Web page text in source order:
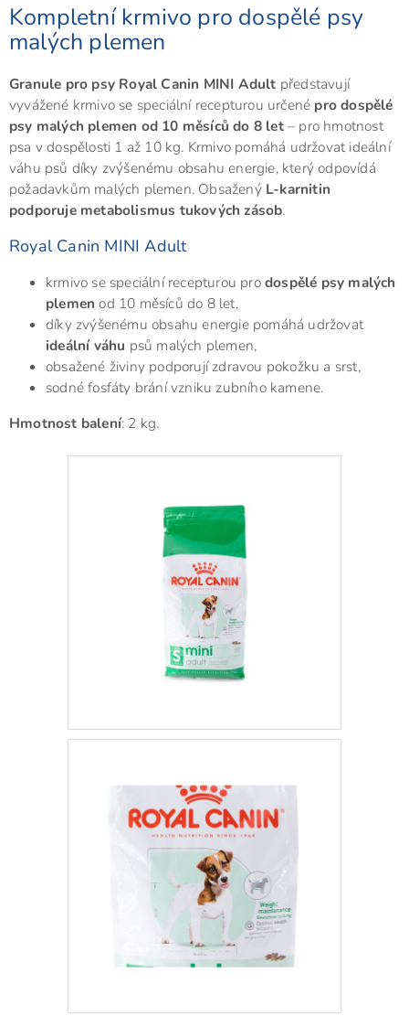
Kompletní krmivo pro dospělé psy
malých plemen
Granule pro psy Royal Canin MINI Adult představují
vyvážené krmivo se speciální recepturou určené pro dospělé
psy malých plemen od 10 měsíců do 8 let– pro hmotnost
psa v dospělosti 1 až 10 kg. Krmivo pomáhá udržovat ideální
váhu psů díky zvýšenému obsahu energie, který odpovídá
požadavkům malých plemen. Obsažený L-karnitin
podporuje metabolismus tukových zásob.
Royal Canin MINI Adult
krmivo se speciální recepturou prodospělé psy malých
plemen od 10 měsíců do 8 let,
díky zvýšenému obsahu energie pomáhá udržovat
ideální váhu psů malých plemen,
obsažené živiny podporují zdravou pokožku a srst,
sodné fosfáty brání vzniku zubního kamene.
Hmotnost balení: 2 kg.